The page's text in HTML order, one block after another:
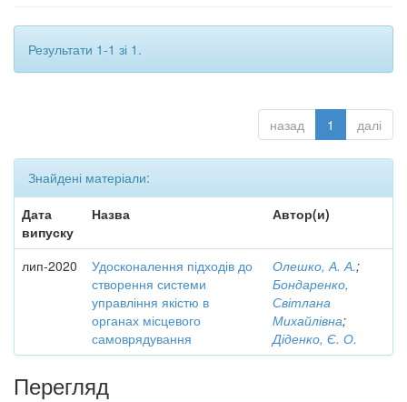
Результати 1-1 зі 1.
назад 1 далі
Знайдені матеріали:
Дата
випуску
Назва Автор(и)
лип-2020
Удосконалення підходів до
створення системи
управління якістю в
органах місцевого
самоврядування
Олешко, А. А.;
Бондаренко,
Світлана
Михайлівна;
Діденко, Є. О.
Перегляд